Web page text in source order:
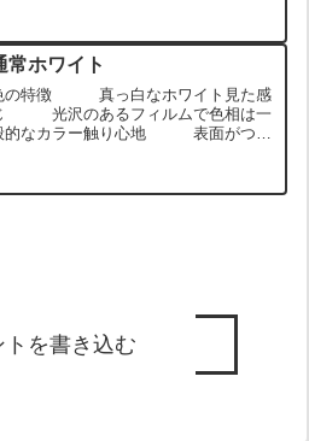
サンプル画像 ヘッドライトに貼った
態のサンプル画像 ホイ...
常ホワイト
の特徴 真っ白なホワイト見た感
光沢のあるフィルムで色相は一
的なカラー触り心地 表面がつる
像 ヘッドライトに貼った状態のサン
トを書き込む